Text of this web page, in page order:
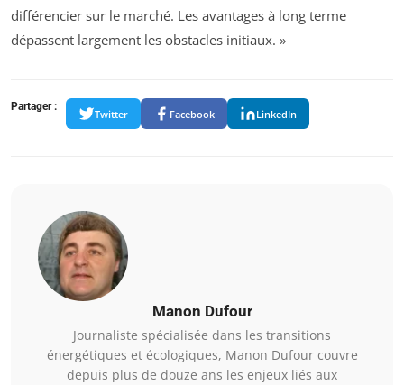
différencier sur le marché. Les avantages à long terme
dépassent largement les obstacles initiaux. »
Partager :
Twitter Facebook LinkedIn
Manon Dufour
Journaliste spécialisée dans les transitions
énergétiques et écologiques, Manon Dufour couvre
depuis plus de douze ans les enjeux liés aux